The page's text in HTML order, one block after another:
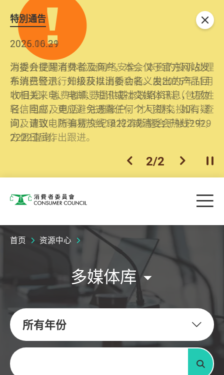
特別通告
2026.06.29
消委会提醒消费者及商户，本会仅于官方网站发
布消费警示。如接获以消委会名义发出的产品回
收相关来电、电邮、短讯或社交媒体讯息，切勿
轻信回应，更应避免透露任何个人资料。如有疑
问，请致电防骗易热线18222或消委会热线2929
2222查询。
2025.10.31
为提升使用者体验及网络安全，本会的投诉处理
系统已经进行升级及推出新功能。由2025年11月
10日起，消费者需要提供基本联络资料（包括姓
名、电邮及电话）注册帐户，才可提交投诉、查
询及建议。所有提交纪录将清晰整合于帐户中，
方便日后作出跟进。
上一个
2/2 下一个开
关闭
消费者委员会 目
首页 资源中心
多媒体库
所有年份
关键字
搜寻